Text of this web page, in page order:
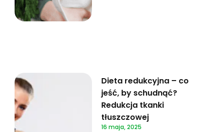
Dieta redukcyjna – co
jeść, by schudnąć?
Redukcja tkanki
tłuszczowej
16 maja, 2025